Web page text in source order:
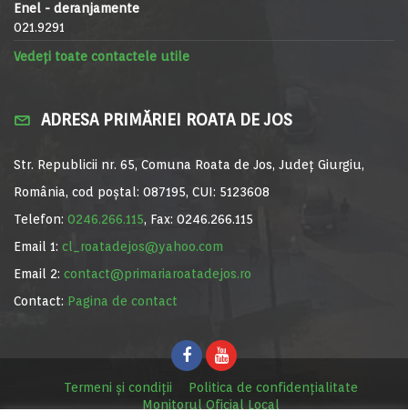
Enel - deranjamente
021.9291
Vedeți toate contactele utile
ADRESA PRIMĂRIEI ROATA DE JOS
Str. Republicii nr. 65, Comuna Roata de Jos, Județ Giurgiu,
România, cod poștal: 087195, CUI: 5123608
Telefon: 0246.266.115, Fax: 0246.266.115
Email 1: cl_roatadejos@yahoo.com
Email 2: contact@primariaroatadejos.ro
Contact: Pagina de contact
Termeni și condiții
Politica de confidențialitate
Monitorul Oficial Local